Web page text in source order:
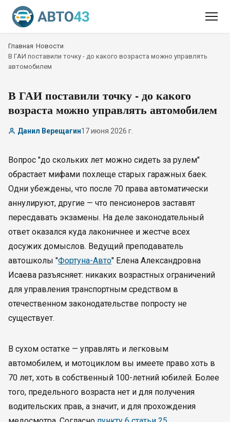
Главная Новости
В ГАИ поставили точку - до какого возраста можно управлять
автомобилем
В ГАИ поставили точку - до какого
возраста можно управлять автомобилем
Данил Верещагин17 июня 2026 г.
Вопрос "до скольких лет можно сидеть за рулем"
обрастает мифами похлеще старых гаражных баек.
Одни убеждены, что после 70 права автоматически
аннулируют, другие — что пенсионеров заставят
пересдавать экзамены. На деле законодательный
ответ оказался куда лаконичнее и жестче всех
досужих домыслов. Ведущий преподаватель
автошколы "Фортуна-Авто" Елена Александровна
Исаева разъясняет: никаких возрастных ограничений
для управления транспортным средством в
отечественном законодательстве попросту не
существует.
В сухом остатке — управлять и легковым
автомобилем, и мотоциклом вы имеете право хоть в
70 лет, хоть в собственный 100-летний юбилей. Более
того, предельного возраста нет и для получения
водительских прав, а значит, и для прохождения